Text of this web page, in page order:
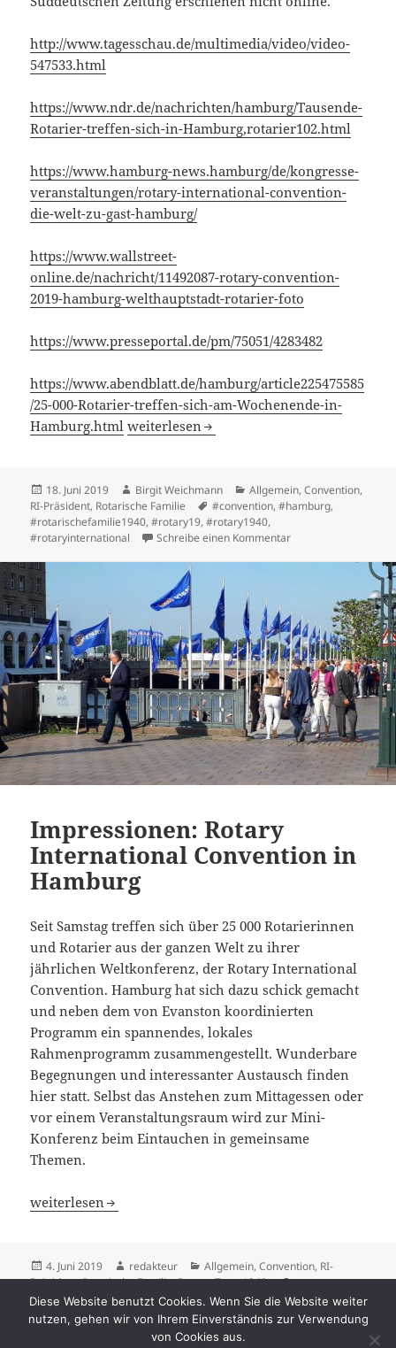
http://www.tagesschau.de/multimedia/video/video-
547533.html
https://www.ndr.de/nachrichten/hamburg/Tausende-
Rotarier-treffen-sich-in-Hamburg,rotarier102.html
https://www.hamburg-news.hamburg/de/kongresse-
veranstaltungen/rotary-international-convention-
die-welt-zu-gast-hamburg/
https://www.wallstreet-
online.de/nachricht/11492087-rotary-convention-
2019-hamburg-welthauptstadt-rotarier-foto
https://www.presseportal.de/pm/75051/4283482
https://www.abendblatt.de/hamburg/article225475585
/25-000-Rotarier-treffen-sich-am-Wochenende-in-
Hamburg.html Die Convention in den Medien: Ein
weiterlesen
Veröffentlicht
am
18. Juni 2019 Autor
Birgit Weichmann Kategorien
Allgemein,Convention,
RI-Präsident, Rotarische Familie Schlagwörter
#convention,#hamburg,
#rotarischefamilie1940,#rotary19,#rotary1940,
#rotaryinternational
Schreibe einen Kommentarzu Die Convention in
Impressionen: Rotary
International Convention in
Hamburg
Seit Samstag treffen sich über 25 000 Rotarierinnen
und Rotarier aus der ganzen Welt zu ihrer
jährlichen Weltkonferenz, der Rotary International
Convention. Hamburg hat sich dazu schick gemacht
und neben dem von Evanston koordinierten
Programm ein spannendes, lokales
Rahmenprogramm zusammengestellt. Wunderbare
Begegnungen und interessanter Austausch finden
hier statt. Selbst das Anstehen zum Mittagessen oder
vor einem Veranstaltungsraum wird zur Mini-
Konferenz beim Eintauchen in gemeinsame
Themen.
Impressionen: Rotary International Convention in
weiterlesen
Veröffentlicht
am
4. Juni 2019 Autor
redakteur Kategorien
Allgemein,Convention, RI-
Präsident,Rotarische Familie,Rotary,Team1940
Schlagwörter
#buildingbridges,#convention,#distrikt1940,#ri-präsident,#ric
convention hamburg 2019,#rotarischefamilie1940,#rotary,
#rotary1940
Schreibe einen Kommentar zu Impressionen: Rotary
Diese Website benutzt Cookies. Wenn Sie die Website weiter
nutzen, gehen wir von Ihrem Einverständnis zur Verwendung
von Cookies aus.